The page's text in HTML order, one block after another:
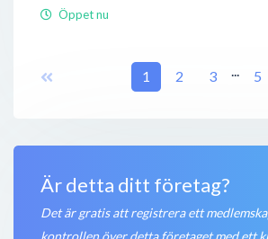
Är detta ditt företag?
Det är gratis att registrera ett
kontrollen över detta företaget med ett
Öppet nu
Hyllie Stationsväg 22 ,215 32 Malmö
Öppet nu
Telenor
1 2 3 ... 5